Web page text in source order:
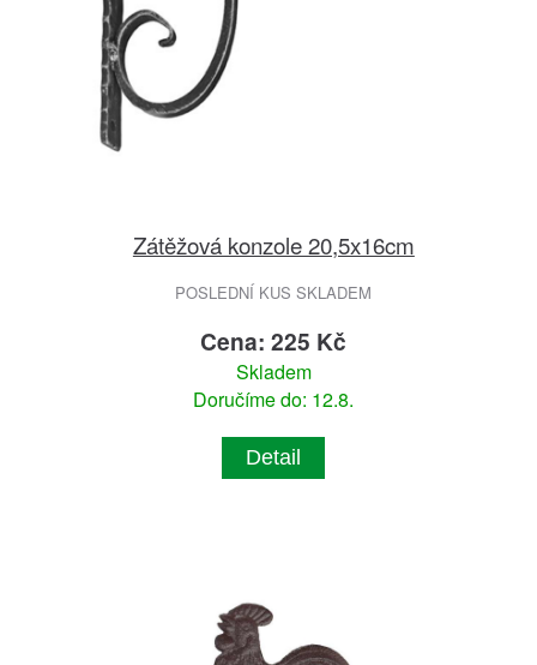
Zátěžová konzole 20,5x16cm
POSLEDNÍ KUS SKLADEM
Cena: 225 Kč
Skladem
Doručíme do: 12.8.
Detail